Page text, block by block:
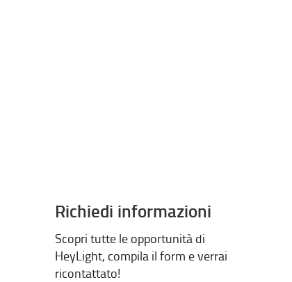
Richiedi informazioni
Scopri tutte le opportunità di
HeyLight, compila il form e verrai
ricontattato!